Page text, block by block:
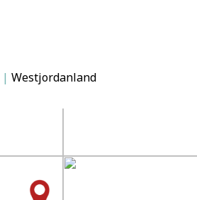
| Westjordanland